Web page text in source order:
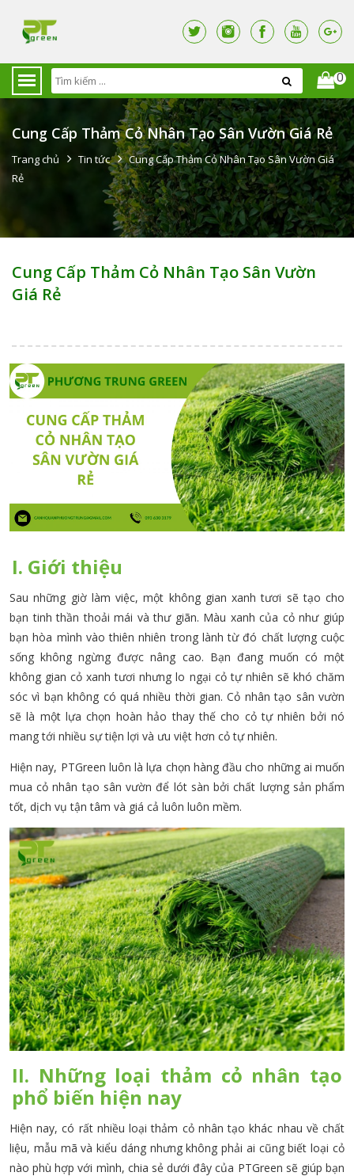
0
Cung Cấp Thảm Cỏ Nhân Tạo Sân Vườn Giá Rẻ
Trang chủ Tin tức
Cung Cấp Thảm Cỏ Nhân Tạo Sân Vườn Giá
Rẻ
Cung Cấp Thảm Cỏ Nhân Tạo Sân Vườn
Giá Rẻ
I. Giới thiệu
Sau những giờ làm việc, một không gian xanh tươi sẽ tạo cho
bạn tinh thần thoải mái và thư giãn. Màu xanh của cỏ như giúp
bạn hòa mình vào thiên nhiên trong lành từ đó chất lượng cuộc
sống không ngừng được nâng cao. Bạn đang muốn có một
không gian cỏ xanh tươi nhưng lo ngại cỏ tự nhiên sẽ khó chăm
sóc vì bạn không có quá nhiều thời gian. Cỏ nhân tạo sân vườn
sẽ là một lựa chọn hoàn hảo thay thế cho cỏ tự nhiên bởi nó
mang tới nhiều sự tiện lợi và ưu việt hơn cỏ tự nhiên.
Hiện nay, PTGreen luôn là lựa chọn hàng đầu cho những ai muốn
mua cỏ nhân tạo sân vườn để lót sàn bởi chất lượng sản phẩm
tốt, dịch vụ tận tâm và giá cả luôn luôn mềm.
II. Những loại thảm cỏ nhân tạo
phổ biến hiện nay
Hiện nay, có rất nhiều loại thảm cỏ nhân tạo khác nhau về chất
liệu, mẫu mã và kiểu dáng nhưng không phải ai cũng biết loại cỏ
nào phù hợp với mình, chia sẻ dưới đây của PTGreen sẽ giúp bạn